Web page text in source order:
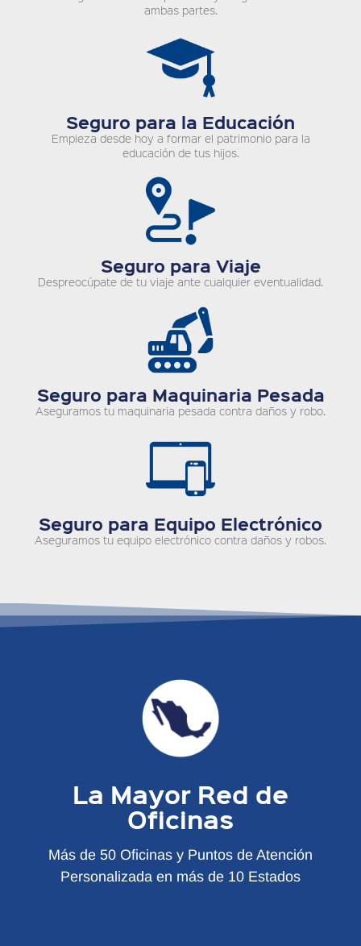
ambas partes.
Seguro para la Educación
Empieza desde hoy a formar el patrimonio para la
educación de tus hijos.
Seguro para Viaje
Despreocúpate de tu viaje ante cualquier eventualidad.
Seguro para Maquinaria Pesada
Aseguramos tu maquinaria pesada contra daños y robo.
Seguro para Equipo Electrónico
Aseguramos tu equipo electrónico contra daños y robos.
La Mayor Red de
Oficinas
Más de 50 Oficinas y Puntos de Atención
Personalizada en más de 10 Estados